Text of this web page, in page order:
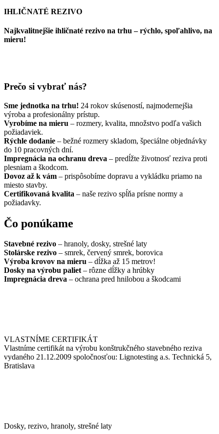
IHLIČNATÉ REZIVO
Najkvalitnejšie ihličnaté rezivo na trhu – rýchlo, spoľahlivo, na
mieru!
Prečo si vybrať nás?
Sme jednotka na trhu! 24 rokov skúseností, najmodernejšia
výroba a profesionálny prístup.
Vyrobíme na mieru – rozmery, kvalita, množstvo podľa vašich
požiadaviek.
Rýchle dodanie – bežné rozmery skladom, špeciálne objednávky
do 10 pracovných dní.
Impregnácia na ochranu dreva – predĺžte životnosť reziva proti
plesniam a škodcom.
Dovoz až k vám – prispôsobíme dopravu a vykládku priamo na
miesto stavby.
Certifikovaná kvalita – naše rezivo spĺňa prísne normy a
požiadavky.
Čo ponúkame
Stavebné rezivo – hranoly, dosky, strešné laty
Stolárske rezivo – smrek, červený smrek, borovica
Výroba krovov na mieru – dĺžka až 15 metrov!
Dosky na výrobu paliet– rôzne dĺžky a hrúbky
Impregnácia dreva – ochrana pred hnilobou a škodcami
VLASTNÍME CERTIFIKÁT
Vlastníme certifikát na výrobu konštrukčného stavebného reziva
vydaného 21.12.2009 spoločnosťou: Lignotesting a.s. Technická 5,
Bratislava
Dosky, rezivo, hranoly, strešné laty